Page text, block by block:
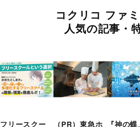
コクリコ ファ
人気の記事・
フリースクー
（PR）東急ホ
『神の